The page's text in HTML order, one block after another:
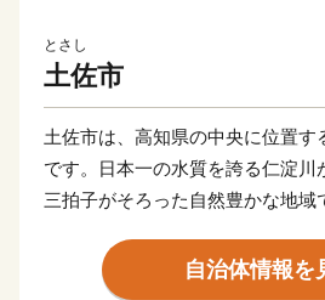
とさし
土佐市
土佐市は、高知県の中央に位置す
です。日本一の水質を誇る仁淀川
三拍子がそろった自然豊かな地域
行われています。また平野部では
け、古くから製紙業が盛んです。
自治体情報を